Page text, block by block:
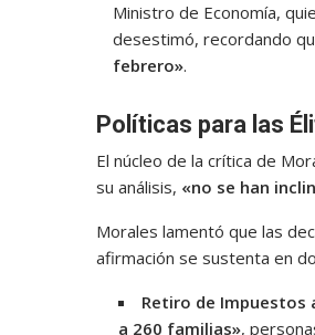
Ministro de Economía,
desestimó, recordando
febrero».
Políticas para las
El núcleo de la crítica de
su análisis, «no se han
Morales lamentó que las
afirmación se sustenta en
Retiro de Impuestos
a 260 familias»,